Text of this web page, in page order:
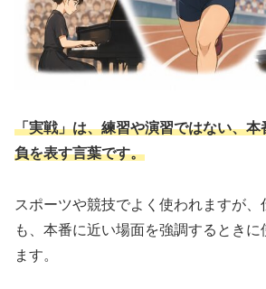
「実戦」は、練習や演習ではない、本
負を表す言葉です。
スポーツや競技でよく使われますが
も、本番に近い場面を強調するときに
ます。